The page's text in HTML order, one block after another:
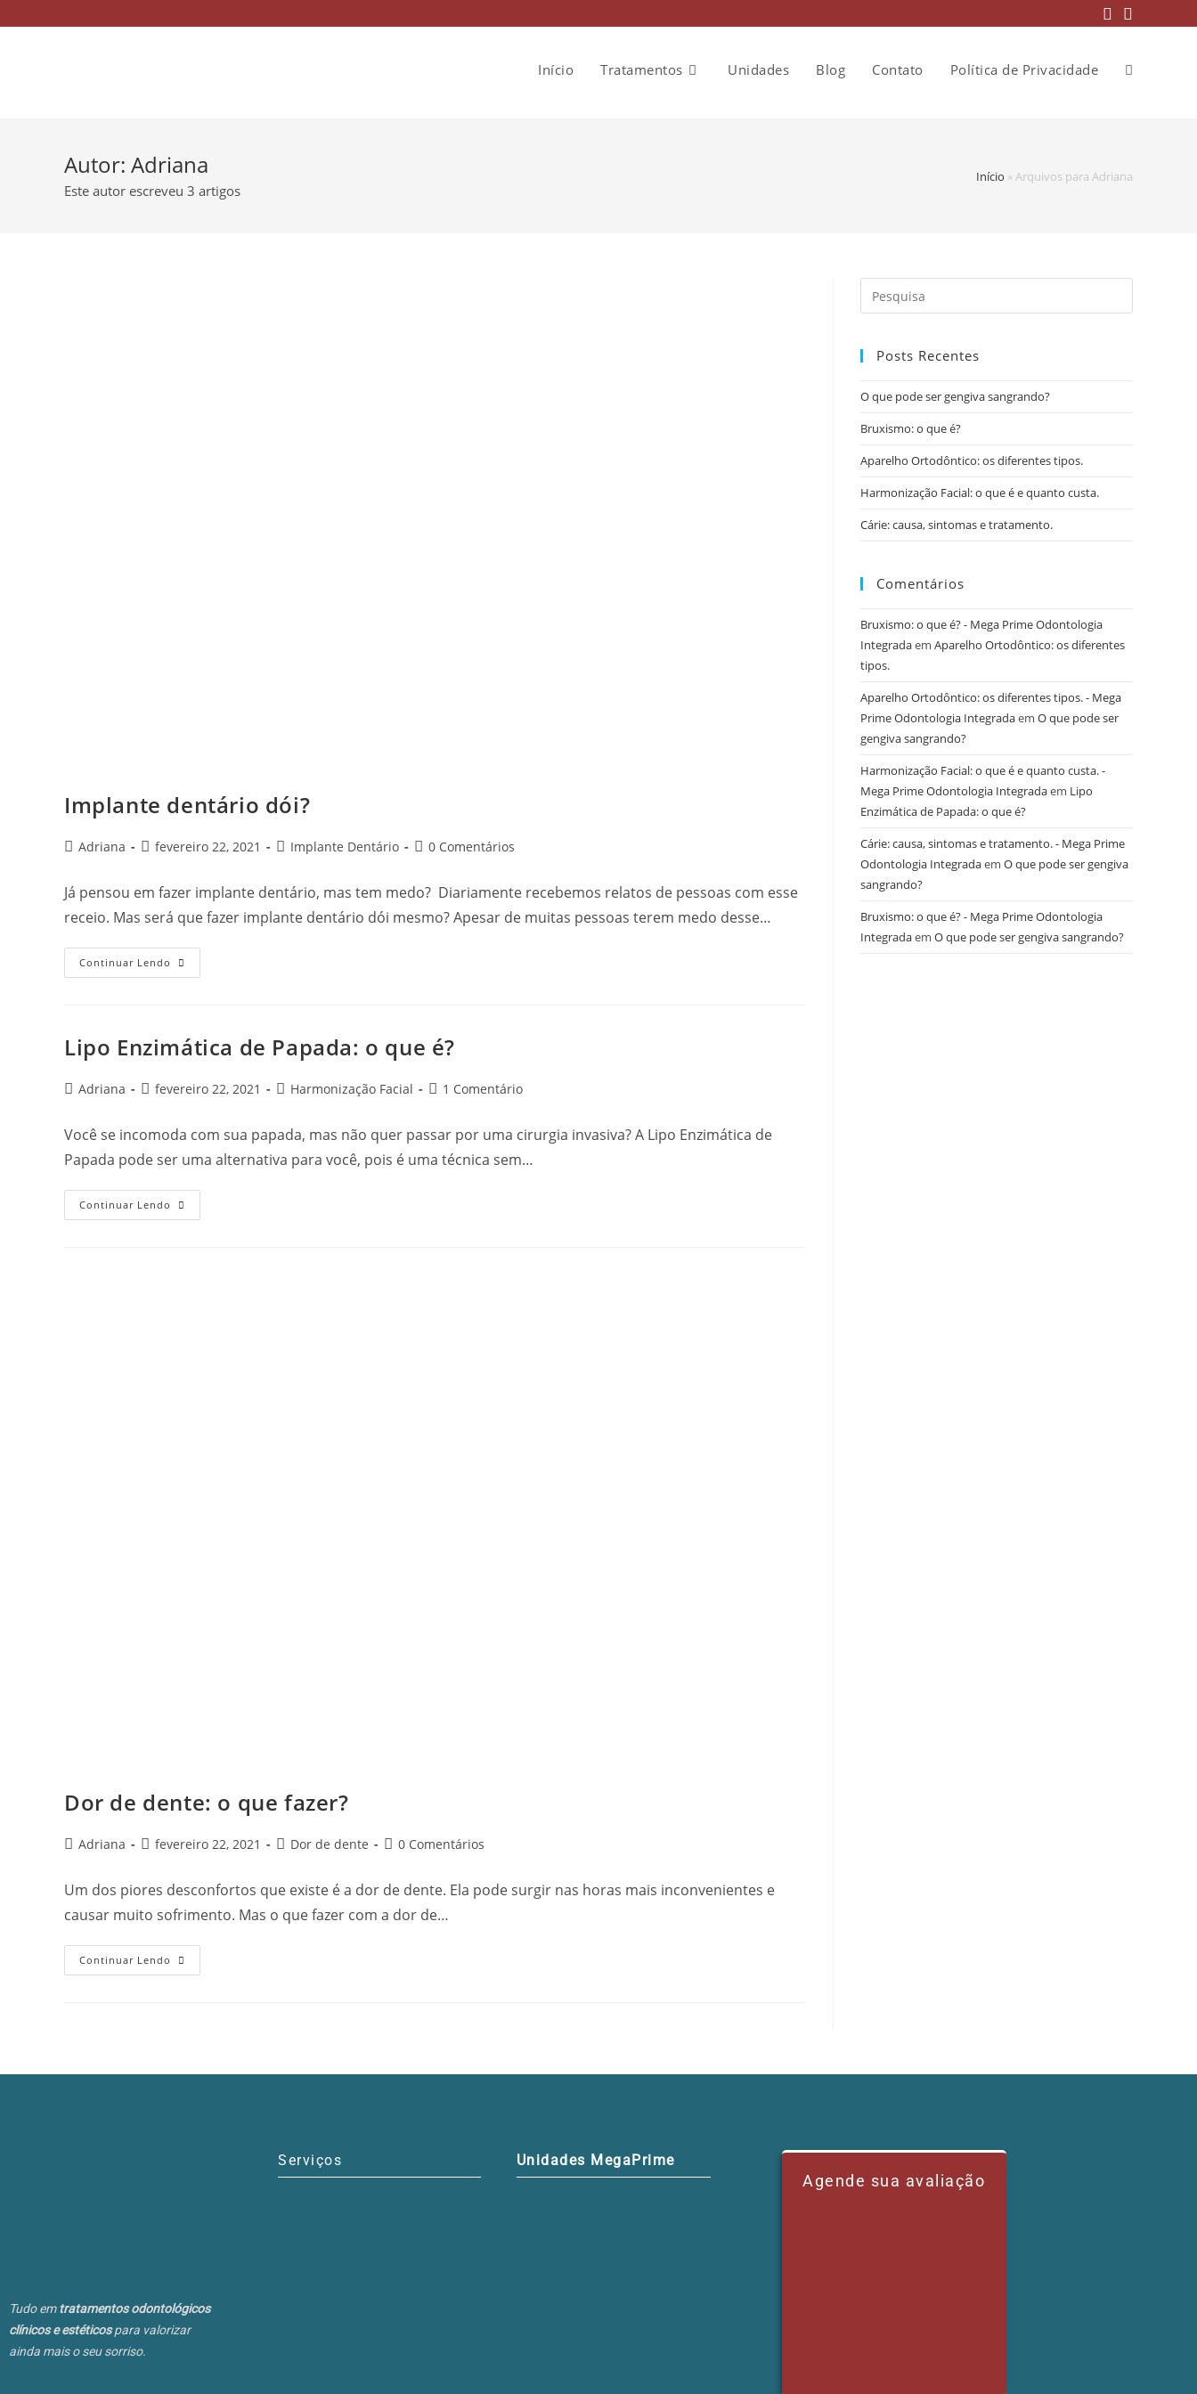
Início Tratamentos Unidades Blog Contato Política de Privacidade
Autor: Adriana
Este autor escreveu 3 artigos
Início »Arquivos para Adriana
Implante dentário dói?
Adriana fevereiro 22, 2021 Implante Dentário 0 Comentários
Já pensou em fazer implante dentário, mas tem medo? Diariamente recebemos relatos de pessoas com esse
receio. Mas será que fazer implante dentário dói mesmo? Apesar de muitas pessoas terem medo desse…
Continuar Lendo
Lipo Enzimática de Papada: o que é?
Adriana fevereiro 22, 2021 Harmonização Facial 1 Comentário
Você se incomoda com sua papada, mas não quer passar por uma cirurgia invasiva? A Lipo Enzimática de
Papada pode ser uma alternativa para você, pois é uma técnica sem…
Continuar Lendo
Dor de dente: o que fazer?
Adriana fevereiro 22, 2021 Dor de dente 0 Comentários
Um dos piores desconfortos que existe é a dor de dente. Ela pode surgir nas horas mais inconvenientes e
causar muito sofrimento. Mas o que fazer com a dor de…
Continuar Lendo
Posts Recentes
O que pode ser gengiva sangrando?
Bruxismo: o que é?
Aparelho Ortodôntico: os diferentes tipos.
Harmonização Facial: o que é e quanto custa.
Cárie: causa, sintomas e tratamento.
Comentários
Bruxismo: o que é? - Mega Prime Odontologia
Integradaem Aparelho Ortodôntico: os diferentes
tipos.
Aparelho Ortodôntico: os diferentes tipos. - Mega
Prime Odontologia Integradaem O que pode ser
gengiva sangrando?
Harmonização Facial: o que é e quanto custa. -
Mega Prime Odontologia Integradaem Lipo
Enzimática de Papada: o que é?
Cárie: causa, sintomas e tratamento. - Mega Prime
Odontologia Integradaem O que pode ser gengiva
sangrando?
Bruxismo: o que é? - Mega Prime Odontologia
Integradaem O que pode ser gengiva sangrando?
Tudo emtratamentos odontológicos
clínicos e estéticospara valorizar
ainda mais o seu sorriso.
Serviços Unidades MegaPrime
Agende sua avaliação